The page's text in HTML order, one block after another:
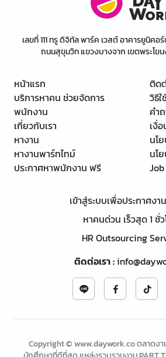
เลขที่ 111 ทรู ดิจิทัล พาร์ค เวสต์ อาคารยูนิคอ
ถนนสุขุมวิท แขวงบางจาก เขตพระโข
หน้าแรก
บริการหาคน ช่วยจัดการ
พนักงาน
เกี่ยวกับเรา
หางาน
หางานพาร์ทไทม์
ประกาศหาพนักงาน ฟรี
ติด
วิธีใ
คำ
เงื่
นโ
นโ
เข้าสู่ระบบเพื่อประกาศง
หาคนด่วน เร็วสุด 1 ชั่
HR Outsourcing
ติดต่อเรา:
Copyright © www.daywork.co ตลาดงา